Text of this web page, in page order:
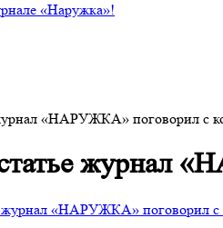
«Наружка»!
«НАРУЖКА» поговорил с
журнал